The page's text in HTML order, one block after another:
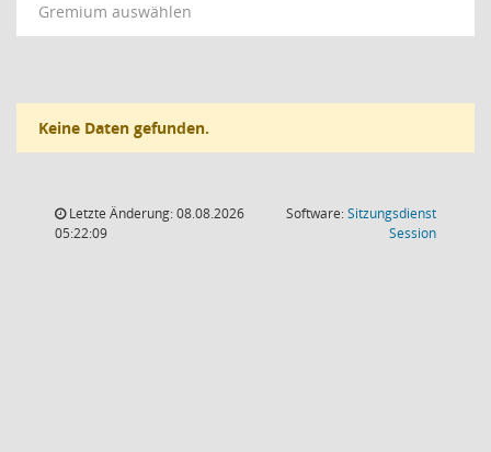
Gremium auswählen
Keine Daten gefunden.
Letzte Änderung: 08.08.2026
05:22:09
Software:Sitzungsdienst
Session(Wird in